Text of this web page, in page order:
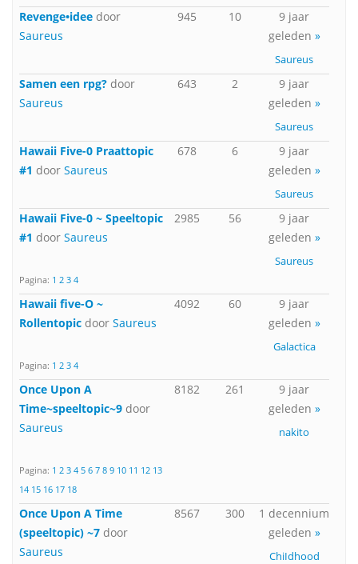
Revenge•idee door
Saureus
945 10
9 jaar
geleden »
Saureus
Samen een rpg? door
Saureus
643 2
9 jaar
geleden »
Saureus
Hawaii Five-0 Praattopic
#1 door Saureus
678 6
9 jaar
geleden »
Saureus
Hawaii Five-0 ~ Speeltopic
#1 door Saureus
Pagina: 1 2 3 4
2985 56
9 jaar
geleden »
Saureus
Hawaii five-O ~
Rollentopic door Saureus
Pagina: 1 2 3 4
4092 60
9 jaar
geleden »
Galactica
Once Upon A
Time~speeltopic~9 door
Saureus
Pagina: 1 2 3 4 5 6 7 8 9 10 11 12 13
14 15 16 17 18
8182 261
9 jaar
geleden »
nakito
Once Upon A Time
(speeltopic) ~7 door
Saureus
8567 300
1 decennium
geleden »
ChiIdhood